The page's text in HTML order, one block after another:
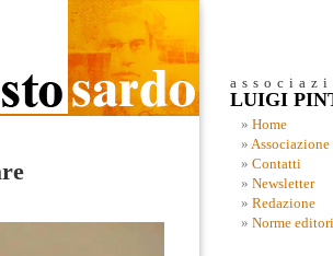
LUIGI
Home
Associazione
Contatti
Newsletter
Redazione
Norme